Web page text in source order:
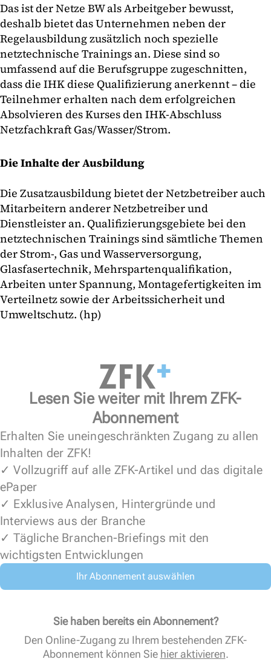
Das ist der Netze BW als Arbeitgeber bewusst,
deshalb bietet das Unternehmen neben der
Regelausbildung zusätzlich noch spezielle
netztechnische Trainings an. Diese sind so
umfassend auf die Berufsgruppe zugeschnitten,
dass die IHK diese Qualifizierung anerkennt – die
Teilnehmer erhalten nach dem erfolgreichen
Absolvieren des Kurses den IHK-Abschluss
Netzfachkraft Gas/Wasser/Strom.
Die Inhalte der Ausbildung
Die Zusatzausbildung bietet der Netzbetreiber auch
Mitarbeitern anderer Netzbetreiber und
Dienstleister an. Qualifizierungsgebiete bei den
netztechnischen Trainings sind sämtliche Themen
der Strom-, Gas und Wasserversorgung,
Glasfasertechnik, Mehrspartenqualifikation,
Arbeiten unter Spannung, Montagefertigkeiten im
Verteilnetz sowie der Arbeitssicherheit und
Umweltschutz. (hp)
Lesen Sie weiter mit Ihrem ZFK-
Abonnement
Erhalten Sie uneingeschränkten Zugang zu allen
Inhalten der ZFK!
✓ Vollzugriff auf alle ZFK-Artikel und das digitale
ePaper
✓ Exklusive Analysen, Hintergründe und
Interviews aus der Branche
✓ Tägliche Branchen-Briefings mit den
wichtigsten Entwicklungen
Ihr Abonnement auswählen
Sie haben bereits ein Abonnement?
Den Online-Zugang zu Ihrem bestehenden ZFK-
Abonnement können Sie hier aktivieren.